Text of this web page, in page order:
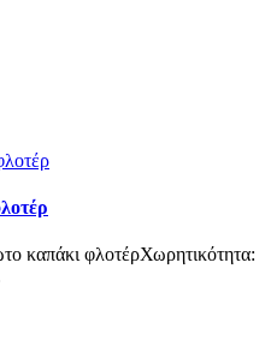
καπάκι φλοτέρΧωρητικότητα: